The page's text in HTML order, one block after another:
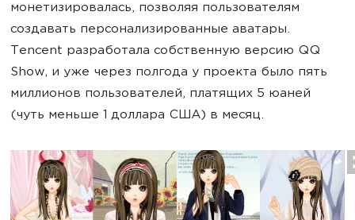
монетизировалась, позволяя пользователям
создавать персонализированные аватары.
Tencent разработала собственную версию QQ
Show, и уже через полгода у проекта было пять
миллионов пользователей, платящих 5 юаней
(чуть меньше 1 доллара США) в месяц.